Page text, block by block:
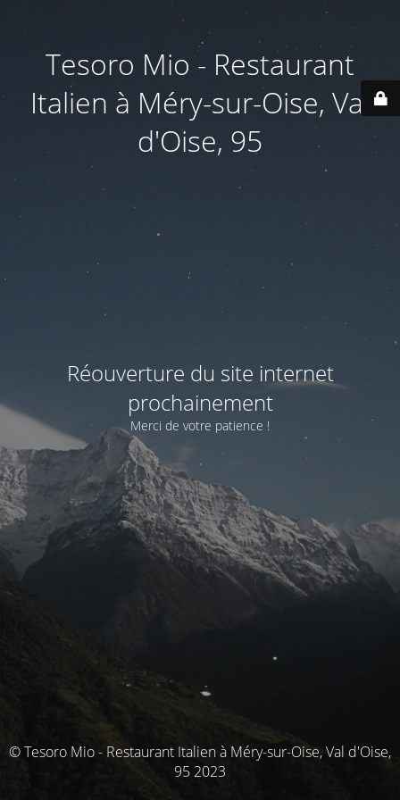
Tesoro Mio - Restaurant
Italien à Méry-sur-Oise, Val
d'Oise, 95
Réouverture du site internet
prochainement
Merci de votre patience !
© Tesoro Mio - Restaurant Italien à Méry-sur-Oise, Val d'Oise,
95 2023